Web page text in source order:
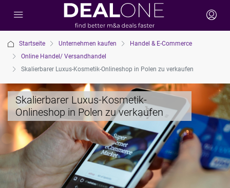
Startseite Unternehmen kaufen
Handel & E-Commerce
Online Handel/ Versandhandel
Skalierbarer Luxus-Kosmetik-Onlineshop in Polen zu verkaufen
Skalierbarer Luxus-Kosmetik-
Onlineshop in Polen zu verkaufen